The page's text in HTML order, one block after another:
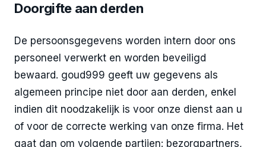
Doorgifte aan derden
De persoonsgegevens worden intern door ons
personeel verwerkt en worden beveiligd
bewaard. goud999 geeft uw gegevens als
algemeen principe niet door aan derden, enkel
indien dit noodzakelijk is voor onze dienst aan u
of voor de correcte werking van onze firma. Het
gaat dan om volgende partijen: bezorgpartners,